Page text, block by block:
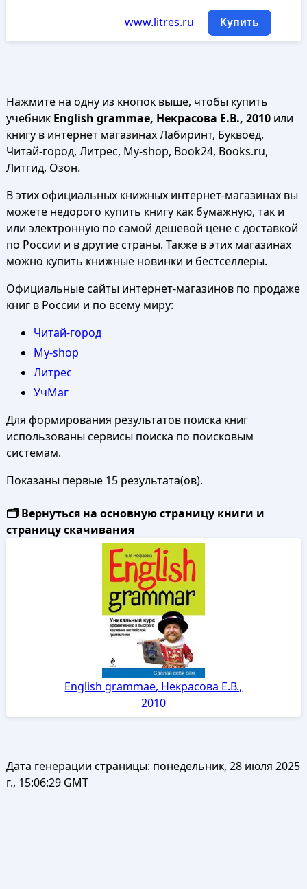
www.litres.ru Купить
Нажмите на одну из кнопок выше, чтобы купить
учебник English grammae, Некрасова Е.В., 2010или
книгу в интернет магазинах Лабиринт, Буквоед,
Читай-город, Литрес, My-shop, Book24, Books.ru,
Литгид, Озон.
В этих официальных книжных интернет-магазинах вы
можете недорого купить книгу как бумажную, так и
или электронную по самой дешевой цене с доставкой
по России и в другие страны. Также в этих магазинах
можно купить книжные новинки и бестселлеры.
Официальные сайты интернет-магазинов по продаже
книг в России и по всему миру:
Читай-город
My-shop
Литрес
УчМаг
Для формирования результатов поиска книг
использованы сервисы поиска по поисковым
системам.
Показаны первые 15 результата(ов).
🗂️ Вернуться на основную страницу книги и
страницу скачивания
English grammae, Некрасова Е.В.,
2010
Дата генерации страницы: понедельник, 28 июля 2025
г., 15:06:29 GMT